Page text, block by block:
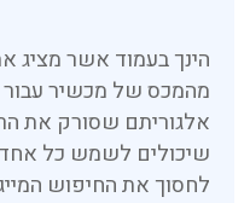
הינך בעמוד אשר
מהמכס של מכשיר עבור
אלגוריתם שסורק את
שיכולים לשמש כל אחד
לחסוך את החיפוש